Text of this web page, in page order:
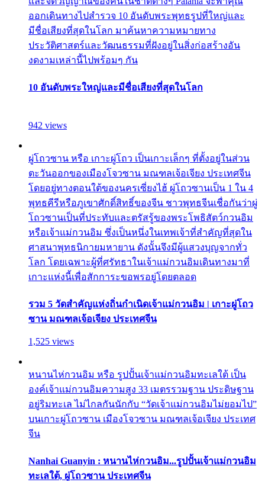
ออกเดินทางไปสำรวจ 10 อันดับพระพุทธรูปที่ใหญ่และ
มีชื่อเสียงที่สุดในโลก มาค้นหาความหมายทาง
ประวัติศาสตร์และวัฒนธรรมที่ฝังอยู่ในสิ่งก่อสร้างอัน
งดงามเหล่านี้ไปพร้อมๆ กัน
10 อันดับพระใหญ่และมีชื่อเสียงที่สุดในโลก
942 views
ผู่โถวซาน หรือ เกาะผู่โถว เป็นเกาะเล็กๆ ที่ตั้งอยู่ในส่วน
ตะวันออกของเมืองโจวซาน มณฑลเจ้อเจียง ประเทศจีน
โดยอยู่ทางตอนใต้ของนครเซี่ยงไฮ้ ผู่โถวซานเป็น 1 ใน 4
พุทธคีรีหรือภูเขาศักดิ์สิทธิ์ของจีน ชาวพุทธจีนเชื่อกันว่าผู่
โถวซานเป็นที่ประทับและตรัสรู้ของพระโพธิสัตว์กวนอิม
หรือเจ้าแม่กวนอิม ซึ่งเป็นหนึ่งในเทพเจ้าที่สำคัญที่สุดใน
ศาสนาพุทธนิกายมหายาน ดังนั้นจึงมีผู้แสวงบุญจากทั่ว
โลก โดยเฉพาะผู้ที่ศรัทธาในเจ้าแม่กวนอิมเดินทางมาที่
เกาะแห่งนี้เพื่อสักการะขอพรอยู่โดยตลอด
รวม 5 วัดสำคัญแห่งถิ่นกำเนิดเจ้าแม่กวนอิม | เกาะผู่โถว
ซาน มณฑลเจ้อเจียง ประเทศจีน
1,525 views
หนานไห่กวนอิม หรือ รูปปั้นเจ้าแม่กวนอิมทะเลใต้ เป็น
องค์เจ้าแม่กวนอิมความสูง 33 เมตรรวมฐาน ประดิษฐาน
อยู่ริมทะเล ไม่ไกลกันนักกับ “วัดเจ้าแม่กวนอิมไม่ยอมไป”
บนเกาะผู่โถวซาน เมืองโจวซาน มณฑลเจ้อเจียง ประเทศ
จีน
Nanhai Guanyin : หนานไห่กวนอิม...รูปปั้นเจ้าแม่กวนอิม
ทะเลใต้, ผู่โถวซาน ประเทศจีน